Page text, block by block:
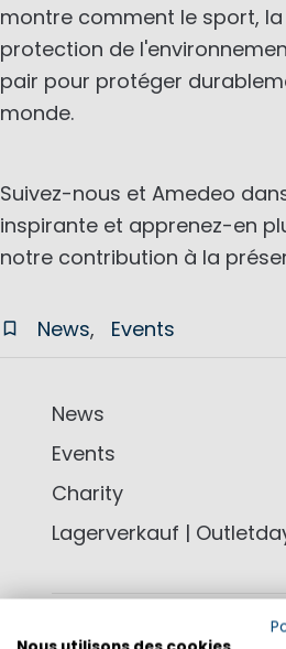
montre comment le sport,
protection de
pair pour protéger
monde.
Suivez-nous et Amedeo
inspirante et apprenez-en
notre contribution à la
News Events
News
Events
Charity
Lagerverkauf |